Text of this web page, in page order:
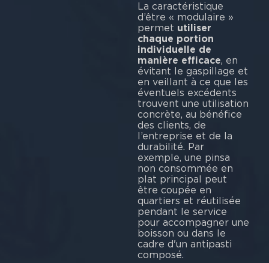
La caractéristique
d’être « modulaire »
permet utiliser
chaque portion
individuelle de
manière efficace, en
évitant le gaspillage et
en veillant à ce que les
éventuels excédents
trouvent une utilisation
concrète, au bénéfice
des clients, de
l’entreprise et de la
durabilité. Par
exemple, une pinsa
non consommée en
plat principal peut
être coupée en
quartiers et réutilisée
pendant le service
pour accompagner une
boisson ou dans le
cadre d'un antipasti
composé.